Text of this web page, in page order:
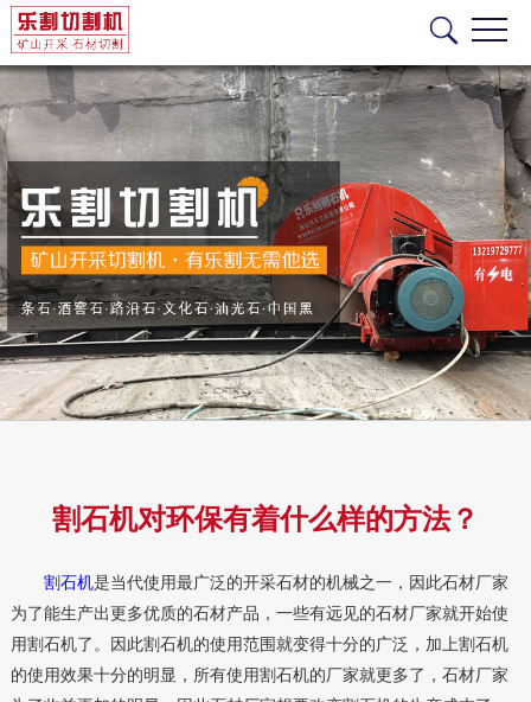
割石机对环保有着什么样的方法？
割石机是当代使用最广泛的开采石材的机械之一，因此石材厂家
为了能生产出更多优质的石材产品，一些有远见的石材厂家就开始使
用割石机了。因此割石机的使用范围就变得十分的广泛，加上割石机
的使用效果十分的明显，所有使用割石机的厂家就更多了，石材厂家